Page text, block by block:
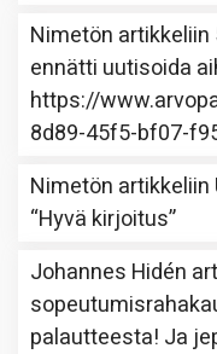
Nimetön artikkeliin
ennätti uutisoida
https://
8d89-45f5-bf07-
Nimetön artikkeliin
“Hyvä kirjoitus”
Johannes Hidén
palautteesta! Ja